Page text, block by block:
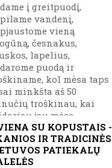
į greitpuodį,
vandenį,
vieną
česnakus,
lapelius,
puodą ir
kol mėsa taps
minkšta aš 50
troškinau, kai
jau mėsa
nuo kauliukų,
buvo keli gabaliukai
kauliukais.
SU KOPUSTAIS -
IR TRADICINĖS
PATIEKALŲ